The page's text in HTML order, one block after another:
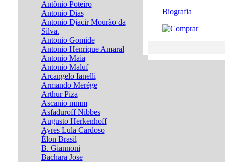
Antônio Poteiro
Antonio Dias
Antonio Djacir Mourão da
Silva.
Antonio Gomide
Antonio Henrique Amaral
Antonio Maia
Antonio Maluf
Arcangelo Ianelli
Armando Merége
Arthur Piza
Ascanio mmm
Asfaduroff Nibbes
Augusto Herkenhoff
Ayres Lula Cardoso
Élon Brasil
B. Giannoni
Bachara Jose
Biografia